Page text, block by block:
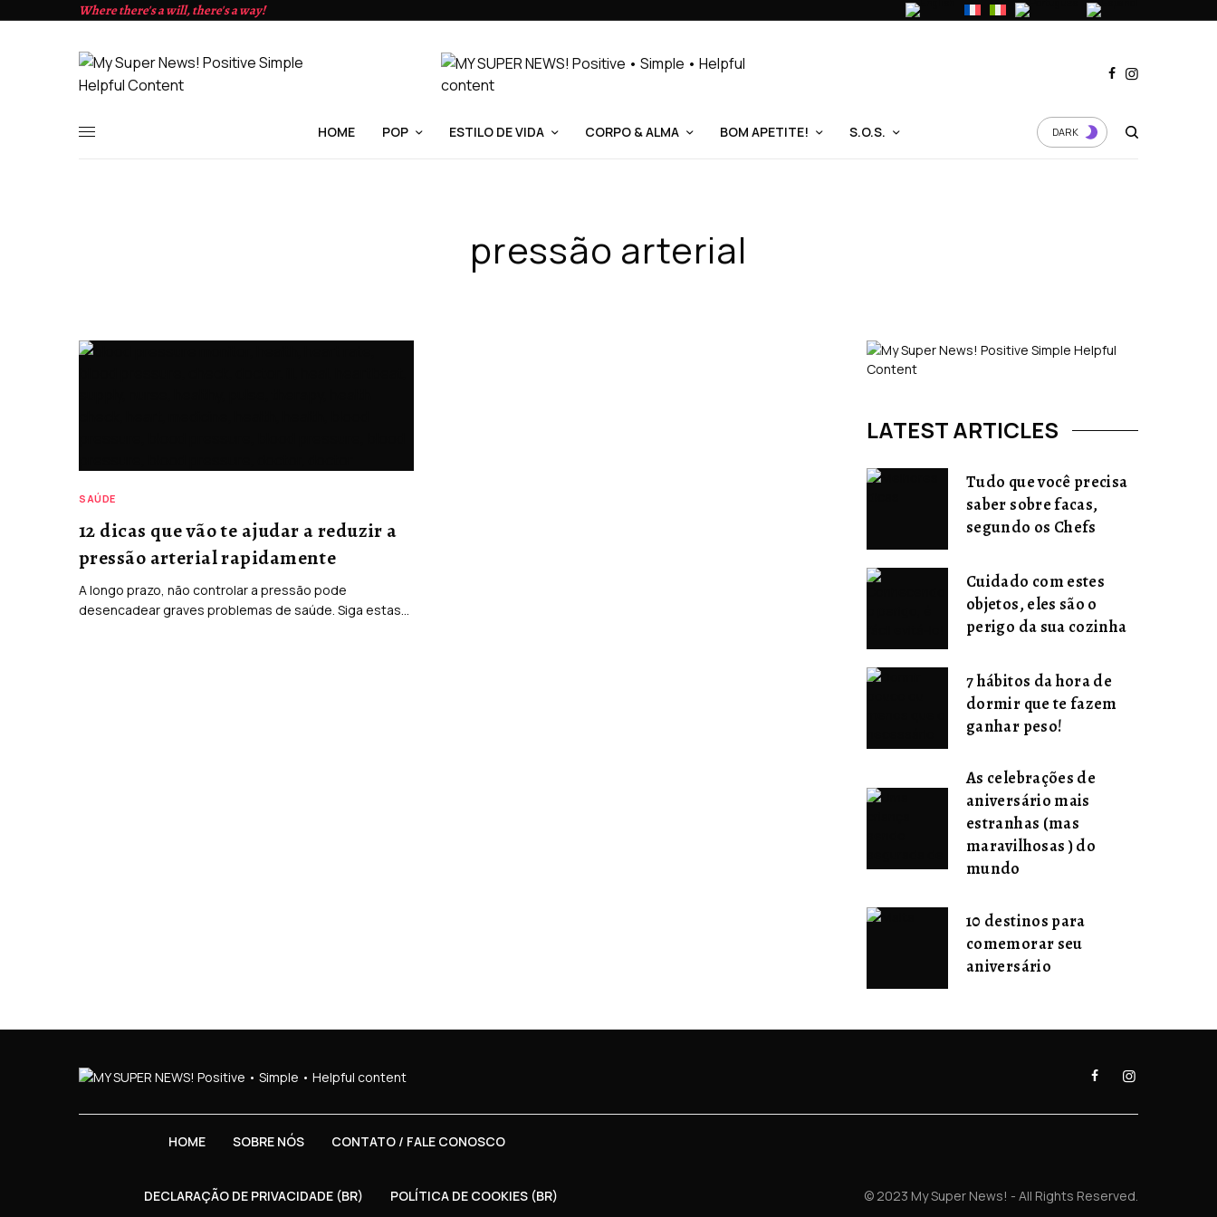
Where there's a will, there's a way!
HOME POP ESTILO DE VIDA CORPO & ALMA BOM APETITE! S.O.S. DARK
pressão arterial
SAÚDE
12 dicas que vão te ajudar a reduzir a
pressão arterial rapidamente
A longo prazo, não controlar a pressão pode
desencadear graves problemas de saúde. Siga estas…
LATEST ARTICLES
Tudo que você precisa
saber sobre facas,
segundo os Chefs
Cuidado com estes
objetos, eles são o
perigo da sua cozinha
7 hábitos da hora de
dormir que te fazem
ganhar peso!
As celebrações de
aniversário mais
estranhas (mas
maravilhosas ) do
mundo
10 destinos para
comemorar seu
aniversário
HOME SOBRE NÓS CONTATO / FALE CONOSCO
DECLARAÇÃO DE PRIVACIDADE (BR) POLÍTICA DE COOKIES (BR) © 2023 My Super News! - All Rights Reserved.